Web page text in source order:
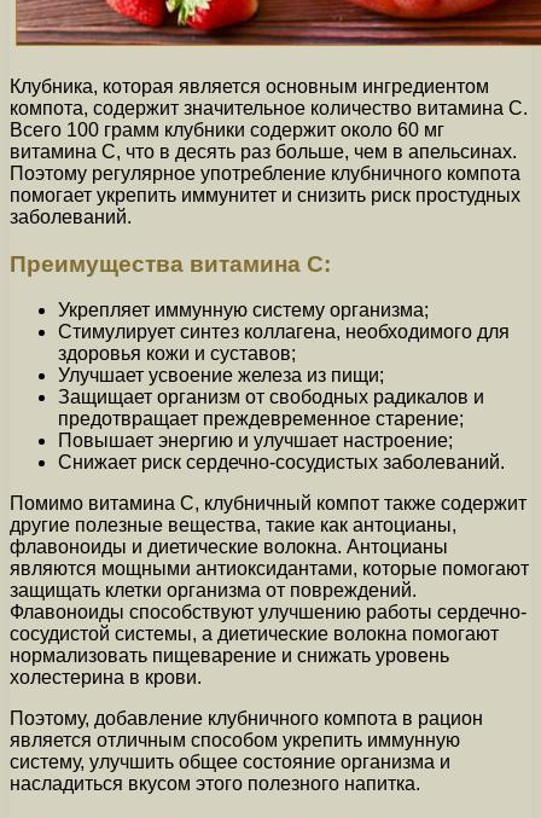
Клубника, которая является основным ингредиентом
компота, содержит значительное количество витамина С.
Всего 100 грамм клубники содержит около 60 мг
витамина С, что в десять раз больше, чем в апельсинах.
Поэтому регулярное употребление клубничного компота
помогает укрепить иммунитет и снизить риск простудных
заболеваний.
Преимущества витамина С:
Укрепляет иммунную систему организма;
Стимулирует синтез коллагена, необходимого для
здоровья кожи и суставов;
Улучшает усвоение железа из пищи;
Защищает организм от свободных радикалов и
предотвращает преждевременное старение;
Повышает энергию и улучшает настроение;
Снижает риск сердечно-сосудистых заболеваний.
Помимо витамина С, клубничный компот также содержит
другие полезные вещества, такие как антоцианы,
флавоноиды и диетические волокна. Антоцианы
являются мощными антиоксидантами, которые помогают
защищать клетки организма от повреждений.
Флавоноиды способствуют улучшению работы сердечно-
сосудистой системы, а диетические волокна помогают
нормализовать пищеварение и снижать уровень
холестерина в крови.
Поэтому, добавление клубничного компота в рацион
является отличным способом укрепить иммунную
систему, улучшить общее состояние организма и
насладиться вкусом этого полезного напитка.